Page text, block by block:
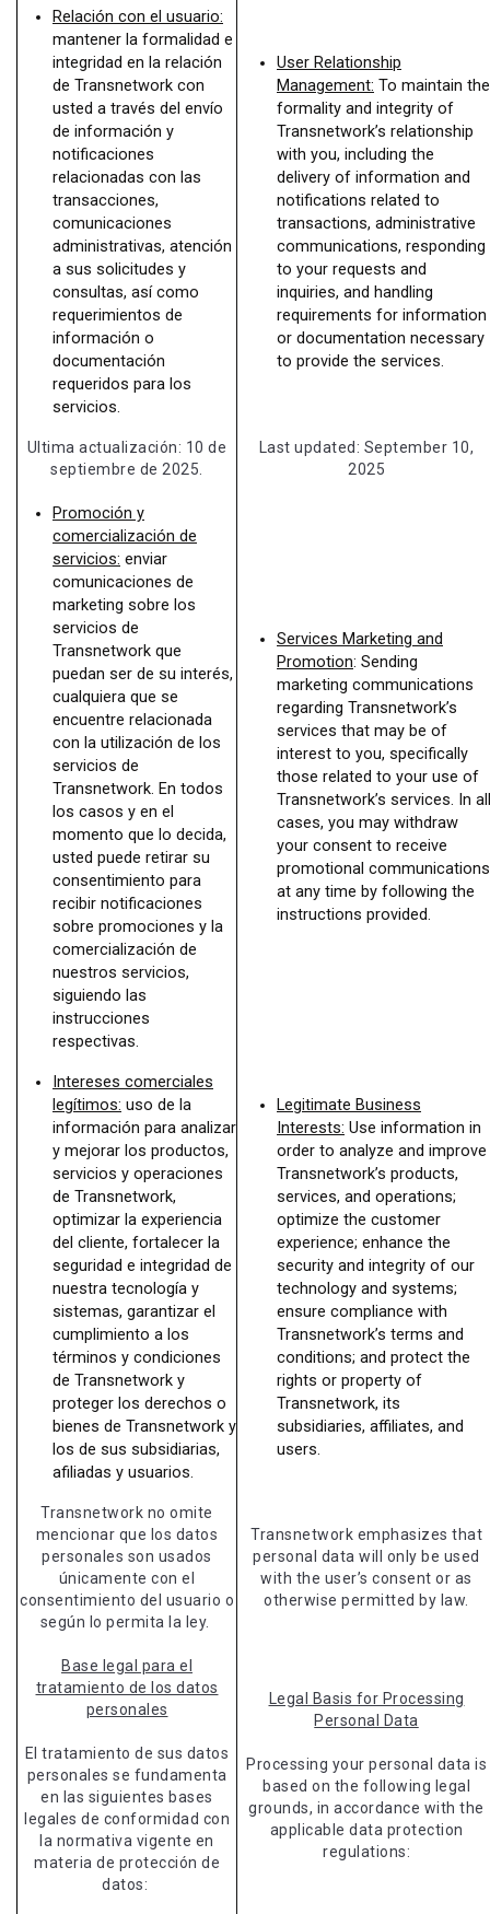
Relación con el usuario:
mantener la formalidad e
integridad en la relación
de Transnetwork con
usted a través del envío
de información y
notificaciones
relacionadas con las
transacciones,
comunicaciones
administrativas, atención
a sus solicitudes y
consultas, así como
requerimientos de
información o
documentación
requeridos para los
servicios.
User Relationship
Management: To maintain the
formality and integrity of
Transnetwork’s relationship
with you, including the
delivery of information and
notifications related to
transactions, administrative
communications, responding
to your requests and
inquiries, and handling
requirements for information
or documentation necessary
to provide the services.
Ultima actualización: 10 de
septiembre de 2025.
Last updated: September 10,
2025
Promoción y
comercialización de
servicios: enviar
comunicaciones de
marketing sobre los
servicios de
Transnetwork que
puedan ser de su interés,
cualquiera que se
encuentre relacionada
con la utilización de los
servicios de
Transnetwork. En todos
los casos y en el
momento que lo decida,
usted puede retirar su
consentimiento para
recibir notificaciones
sobre promociones y la
comercialización de
nuestros servicios,
siguiendo las
instrucciones
respectivas.
Services Marketing and
Promotion: Sending
marketing communications
regarding Transnetwork’s
services that may be of
interest to you, specifically
those related to your use of
Transnetwork’s services. In all
cases, you may withdraw
your consent to receive
promotional communications
at any time by following the
instructions provided.
Intereses comerciales
legítimos: uso de la
información para analizar
y mejorar los productos,
servicios y operaciones
de Transnetwork,
optimizar la experiencia
del cliente, fortalecer la
seguridad e integridad de
nuestra tecnología y
sistemas, garantizar el
cumplimiento a los
términos y condiciones
de Transnetwork y
proteger los derechos o
bienes de Transnetwork y
los de sus subsidiarias,
afiliadas y usuarios.
Legitimate Business
Interests: Use information in
order to analyze and improve
Transnetwork’s products,
services, and operations;
optimize the customer
experience; enhance the
security and integrity of our
technology and systems;
ensure compliance with
Transnetwork’s terms and
conditions; and protect the
rights or property of
Transnetwork, its
subsidiaries, affiliates, and
users.
Transnetwork no omite
mencionar que los datos
personales son usados
únicamente con el
consentimiento del usuario o
según lo permita la ley.
Transnetwork emphasizes that
personal data will only be used
with the user’s consent or as
otherwise permitted by law.
Base legal para el
tratamiento de los datos
personales
El tratamiento de sus datos
personales se fundamenta
en las siguientes bases
legales de conformidad con
la normativa vigente en
materia de protección de
datos:
Legal Basis for Processing
Personal Data
Processing your personal data is
based on the following legal
grounds, in accordance with the
applicable data protection
regulations: